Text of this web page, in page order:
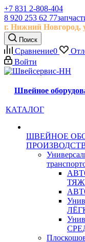
+7 831 2-808-404
8 920 253 62 77
г. Нижний Новгород,
Поиск
Сравнение0
Войти
Швейное
КАТАЛОГ
ШВЕЙНОЕ